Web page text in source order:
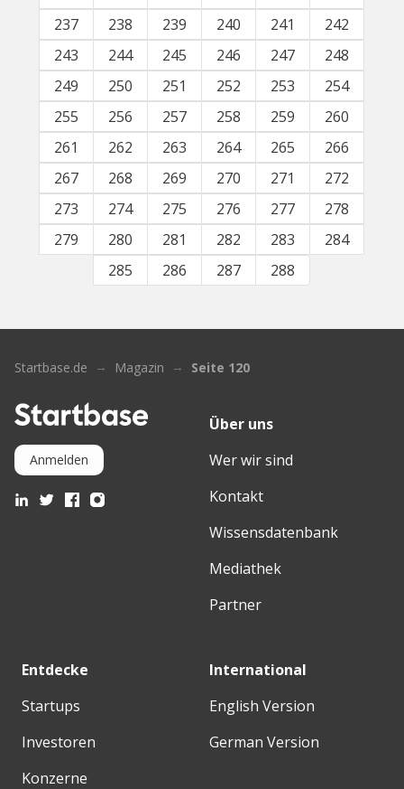
237
238 239 240 241
242
243
244 245 246 247
248
249
250 251 252 253
254
255
256 257 258 259
260
261
262 263 264 265
266
267
268 269 270 271
272
273
274 275 276 277
278
279
280 281 282 283
284
285
286 287 288
Startbase.de Magazin Seite 120
Anmelden
Über uns
Wer wir sind
Kontakt
Wissensdatenbank
Mediathek
Partner
Entdecke
Startups
Investoren
Konzerne
International
English Version
German Version